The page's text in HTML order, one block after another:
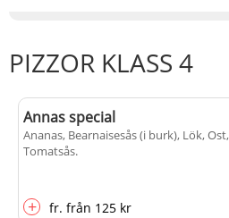
PIZZOR KLASS 4
Annas special
Ananas, Bearnaisesås (i burk), Lök,
Tomatsås.
+ fr. från 125 kr